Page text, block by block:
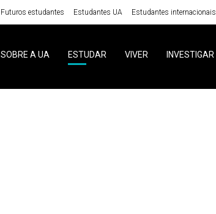
Futuros estudantes Estudantes UA Estudantes internacionais
SOBRE A UA ESTUDAR VIVER INVESTIGAR